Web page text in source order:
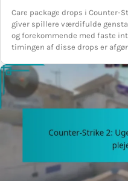
Care package drops i Counter-
giver spillere værdifulde
og forekommende med faste
timingen af disse drops er